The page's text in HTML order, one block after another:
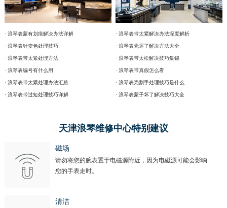
· 浪琴表蒙有划痕解决办法详解
· 浪琴表针变色处理技巧
· 浪琴表带太紧处理方法
· 浪琴表编号有什么用
· 浪琴表带太紧处理办法汇总
· 浪琴表带过短处理技巧详解
· 浪琴表带太紧解决办法深度解析
· 浪琴表壳坏了解决方法大全
· 浪琴表带太松解决技巧集锦
· 浪琴表带真假怎么看
· 浪琴表壳割手处理技巧是什么
· 浪琴表蒙子坏了解决技巧大全
天津浪琴维修中心特别建议
磁场
请勿将您的腕表置于电磁源附近，因为电磁源可能会影响
您的手表走时。
清洁